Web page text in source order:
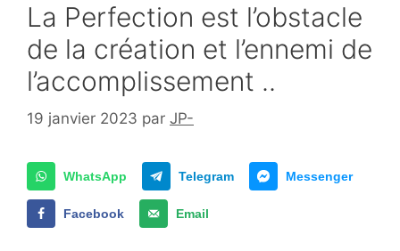
La Perfection est l’obstacle
de la création et l’ennemi de
l’accomplissement ..
19 janvier 2023 par JP-
WhatsApp Telegram Messenger
Facebook Email